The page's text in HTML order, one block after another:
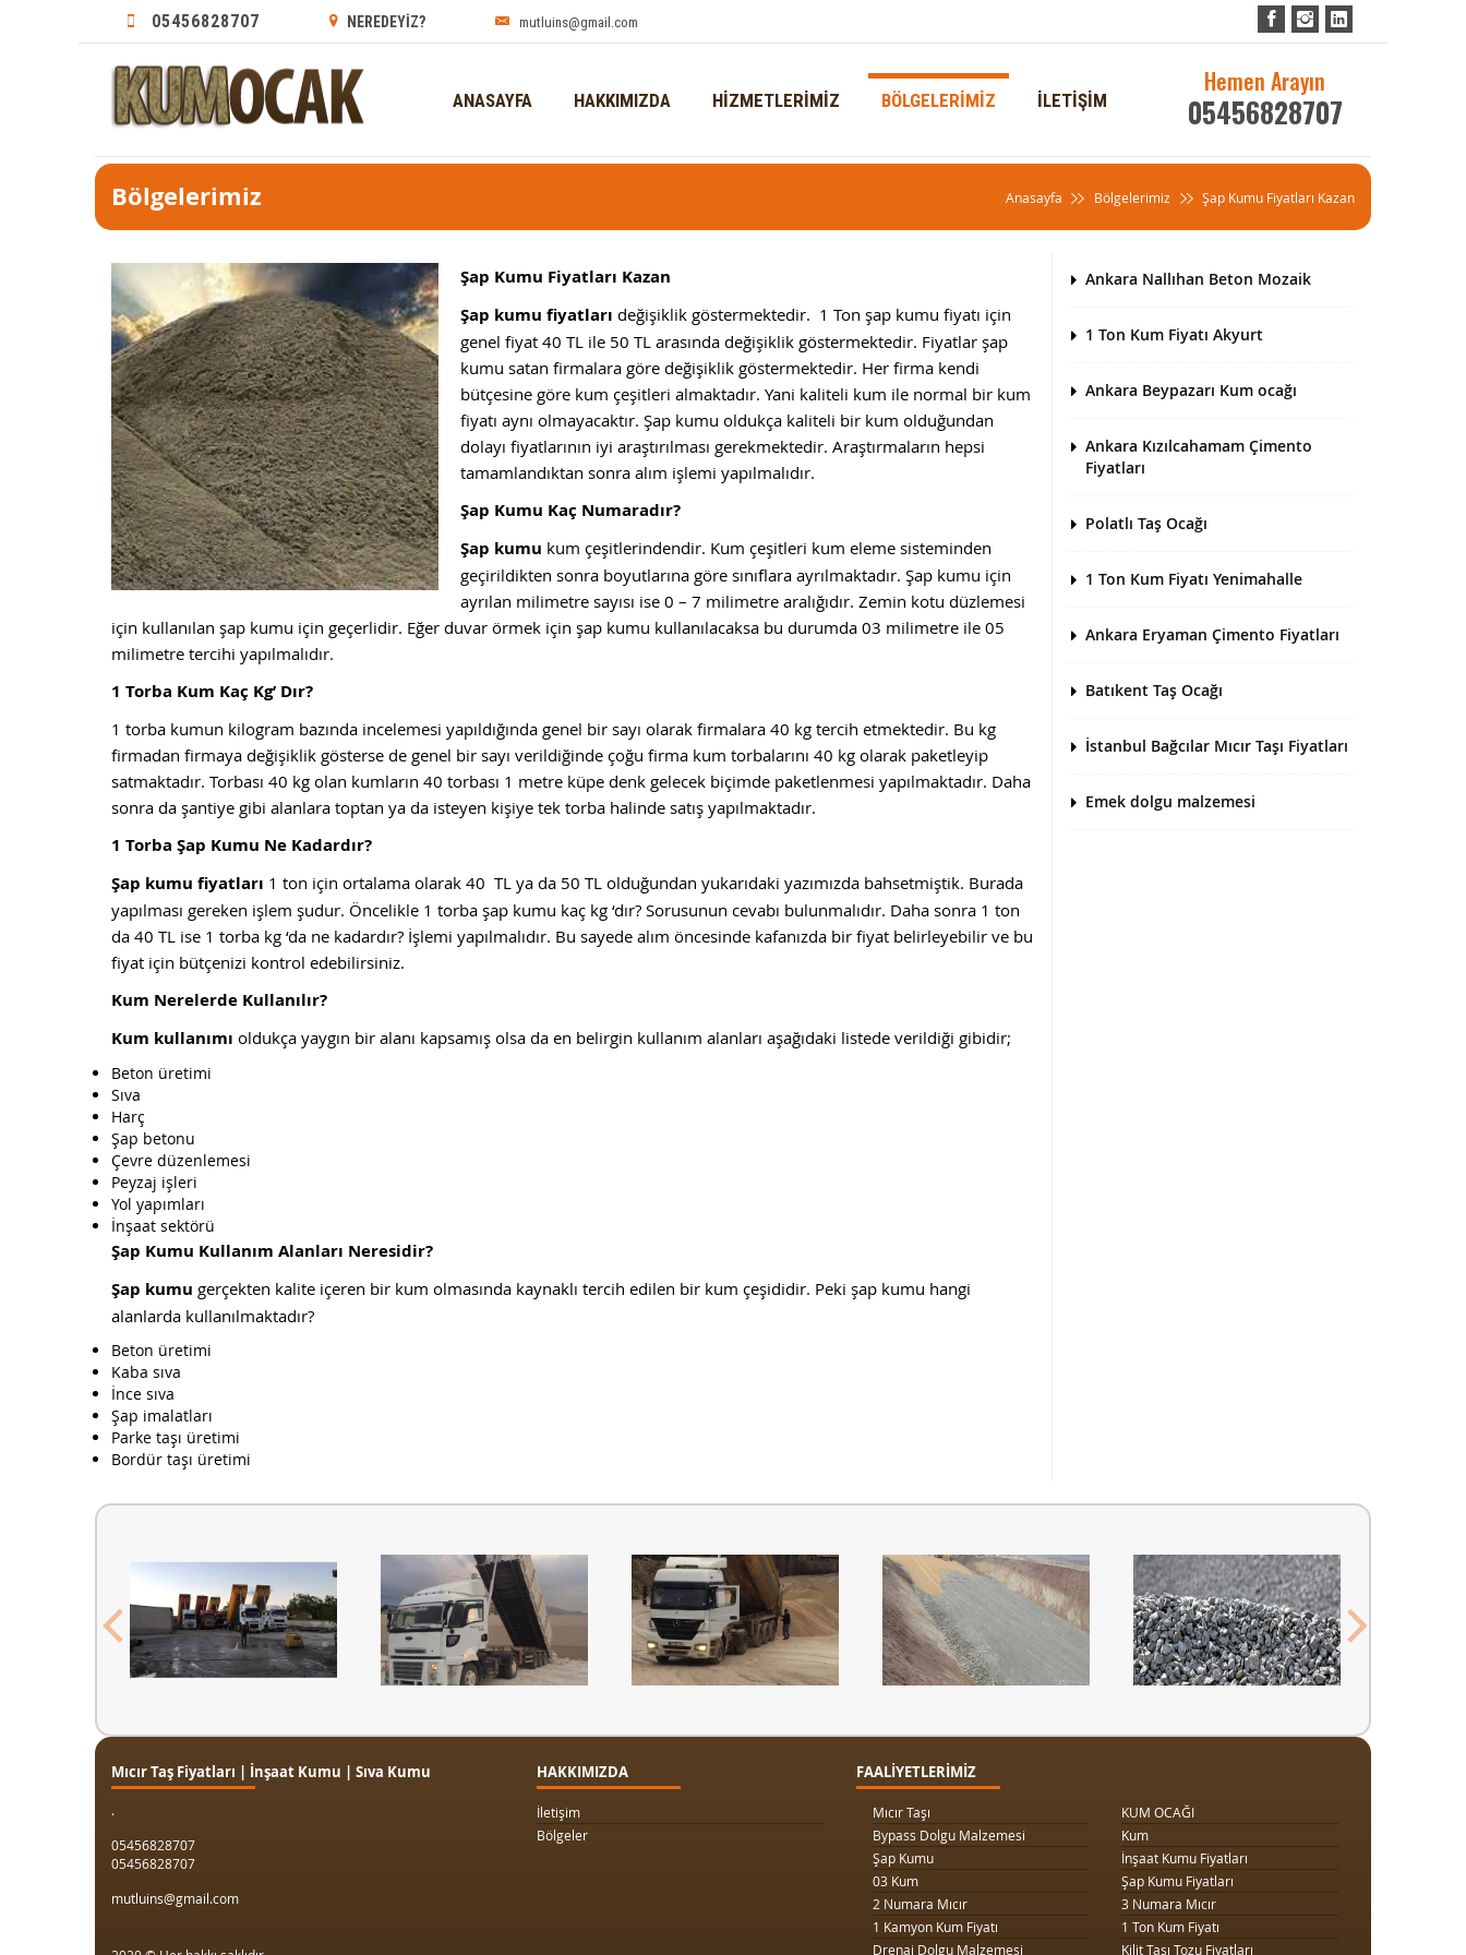
05456828707 NEREDEYİZ? mutluins@gmail.com
ANASAYFA HAKKIMIZDA HİZMETLERİMİZ BÖLGELERİMİZ İLETİŞİM
Hemen Arayın
05456828707
Bölgelerimiz Anasayfa Bölgelerimiz Şap Kumu Fiyatları Kazan
Şap Kumu Fiyatları Kazan
Şap kumu fiyatları değişiklik göstermektedir. 1 Ton şap kumu fiyatı için
genel fiyat 40 TL ile 50 TL arasında değişiklik göstermektedir. Fiyatlar şap
kumu satan firmalara göre değişiklik göstermektedir. Her firma kendi
bütçesine göre kum çeşitleri almaktadır. Yani kaliteli kum ile normal bir kum
fiyatı aynı olmayacaktır. Şap kumu oldukça kaliteli bir kum olduğundan
dolayı fiyatlarının iyi araştırılması gerekmektedir. Araştırmaların hepsi
tamamlandıktan sonra alım işlemi yapılmalıdır.
Şap Kumu Kaç Numaradır?
Şap kumu kum çeşitlerindendir. Kum çeşitleri kum eleme sisteminden
geçirildikten sonra boyutlarına göre sınıflara ayrılmaktadır. Şap kumu için
ayrılan milimetre sayısı ise 0 – 7 milimetre aralığıdır. Zemin kotu düzlemesi
için kullanılan şap kumu için geçerlidir. Eğer duvar örmek için şap kumu kullanılacaksa bu durumda 03 milimetre ile 05
milimetre tercihi yapılmalıdır.
1 Torba Kum Kaç Kg’ Dır?
1 torba kumun kilogram bazında incelemesi yapıldığında genel bir sayı olarak firmalara 40 kg tercih etmektedir. Bu kg
firmadan firmaya değişiklik gösterse de genel bir sayı verildiğinde çoğu firma kum torbalarını 40 kg olarak paketleyip
satmaktadır. Torbası 40 kg olan kumların 40 torbası 1 metre küpe denk gelecek biçimde paketlenmesi yapılmaktadır. Daha
sonra da şantiye gibi alanlara toptan ya da isteyen kişiye tek torba halinde satış yapılmaktadır.
1 Torba Şap Kumu Ne Kadardır?
Şap kumu fiyatları 1 ton için ortalama olarak 40 TL ya da 50 TL olduğundan yukarıdaki yazımızda bahsetmiştik. Burada
yapılması gereken işlem şudur. Öncelikle 1 torba şap kumu kaç kg ‘dır? Sorusunun cevabı bulunmalıdır. Daha sonra 1 ton
da 40 TL ise 1 torba kg ‘da ne kadardır? İşlemi yapılmalıdır. Bu sayede alım öncesinde kafanızda bir fiyat belirleyebilir ve bu
fiyat için bütçenizi kontrol edebilirsiniz.
Kum Nerelerde Kullanılır?
Kum kullanımı oldukça yaygın bir alanı kapsamış olsa da en belirgin kullanım alanları aşağıdaki listede verildiği gibidir;
Beton üretimi
Sıva
Harç
Şap betonu
Çevre düzenlemesi
Peyzaj işleri
Yol yapımları
İnşaat sektörü
Şap Kumu Kullanım Alanları Neresidir?
Şap kumu gerçekten kalite içeren bir kum olmasında kaynaklı tercih edilen bir kum çeşididir. Peki şap kumu hangi
alanlarda kullanılmaktadır?
Beton üretimi
Kaba sıva
İnce sıva
Şap imalatları
Parke taşı üretimi
Bordür taşı üretimi
Ankara Nallıhan Beton Mozaik
1 Ton Kum Fiyatı Akyurt
Ankara Beypazarı Kum ocağı
Ankara Kızılcahamam Çimento
Fiyatları
Polatlı Taş Ocağı
1 Ton Kum Fiyatı Yenimahalle
Ankara Eryaman Çimento Fiyatları
Batıkent Taş Ocağı
İstanbul Bağcılar Mıcır Taşı Fiyatları
Emek dolgu malzemesi
Mıcır Taş Fiyatları | İnşaat Kumu | Sıva Kumu
.
05456828707
05456828707
mutluins@gmail.com
HAKKIMIZDA
İletişim
Bölgeler
FAALİYETLERİMİZ
Mıcır Taşı
KUM OCAĞI
Bypass Dolgu Malzemesi
Kum
Şap Kumu
İnşaat Kumu Fiyatları
03 Kum
Şap Kumu Fiyatları
2 Numara Mıcır
3 Numara Mıcır
1 Kamyon Kum Fiyatı
1 Ton Kum Fiyatı
Drenaj Dolgu Malzemesi
Kilit Taşı Tozu Fiyatları